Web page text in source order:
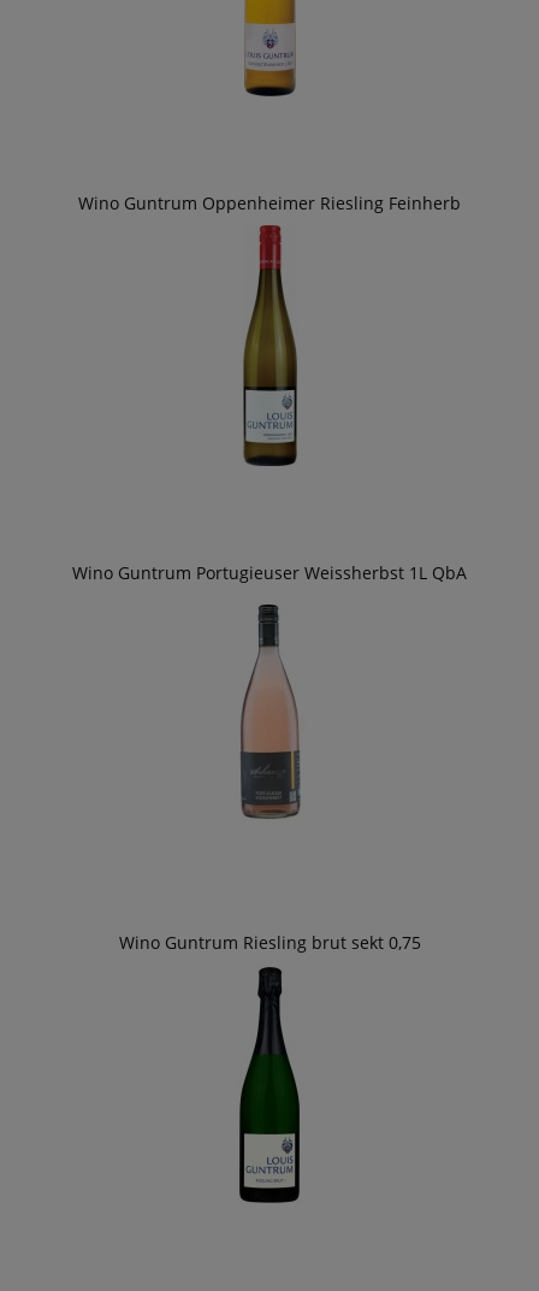
Wino Guntrum Oppenheimer Riesling Feinherb
Wino Guntrum Portugieuser Weissherbst 1L QbA
Wino Guntrum Riesling brut sekt 0,75